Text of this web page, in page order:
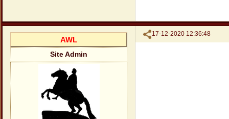
Поделиться
17-12-2020 12:36:48
AWL
Site Admin